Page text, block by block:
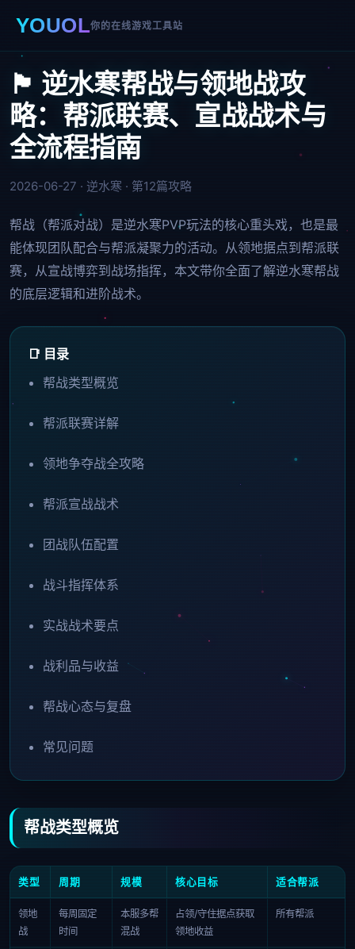
YOUOL你的在线游戏工具站
🏴 逆水寒帮战与领地战攻
略：帮派联赛、宣战战术与
全流程指南
2026-06-27 · 逆水寒 · 第12篇攻略
帮战（帮派对战）是逆水寒PVP玩法的核心重头戏，也是最
能体现团队配合与帮派凝聚力的活动。从领地据点到帮派联
赛，从宣战博弈到战场指挥，本文带你全面了解逆水寒帮战
的底层逻辑和进阶战术。
📑 目录
帮战类型概览
帮派联赛详解
领地争夺战全攻略
帮派宣战战术
团战队伍配置
战斗指挥体系
实战战术要点
战利品与收益
帮战心态与复盘
常见问题
帮战类型概览
类型 周期 规模 核心目标 适合帮派
领地
战
每周固定
时间
本服多帮
混战
占领/守住据点获取
领地收益
所有帮派